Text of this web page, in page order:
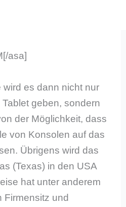
asa]
wird es dann nicht nur
geben, sondern
der Möglichkeit, dass
von Konsolen auf das
Übrigens wird das
(Texas) in den USA
hat unter anderem
Firmensitz und